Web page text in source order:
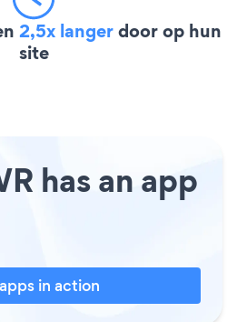
2,5x langerdoor op hun
site
has an app
in action